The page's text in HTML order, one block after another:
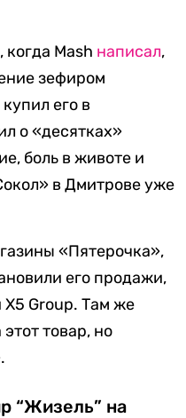
Mash написал,
зефиром
его в
о «десятках»
боль в животе и
в Дмитрове уже
«Пятерочка»,
его продажи,
Group. Там же
товар, но
“Жизель” на